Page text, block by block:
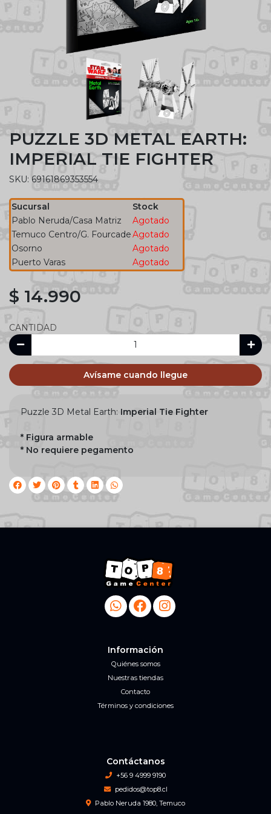
PUZZLE 3D METAL EARTH:
IMPERIAL TIE FIGHTER
SKU: 69161869353554
Sucursal
Stock
Pablo Neruda/Casa Matriz
Agotado
Temuco Centro/G. FourcadeAgotado
Osorno
Agotado
Puerto Varas
Agotado
$ 14.990
CANTIDAD
Avísame cuando llegue
Puzzle 3D Metal Earth: Imperial Tie Fighter
* Figura armable
* No requiere pegamento
Información
Quiénes somos
Nuestras tiendas
Contacto
Términos y condiciones
Contáctanos
+56 9 4999 9190
pedidos@top8.cl
Pablo Neruda 1980, Temuco